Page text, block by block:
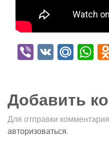
Viber
VK
Добавить
Для отправки
авторизоваться.